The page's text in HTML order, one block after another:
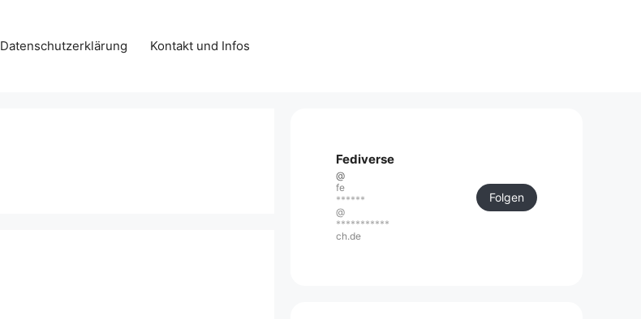
Datenschutzerklärung Kontakt und Infos
Fediverse
@
fe
******
@
***********
ch.de
Folgen